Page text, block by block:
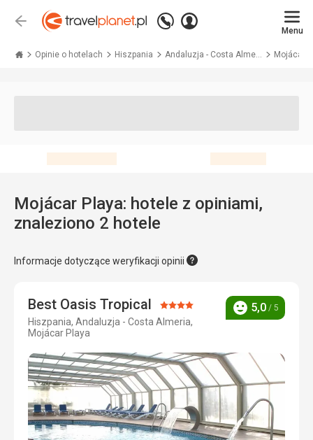
Wstecz
Zadzwoń
+48 71 771 76 55
Zaloguj
Menu
Opinie o hotelach Hiszpania Andaluzja - Costa Alme... Mojácar
Mojácar Playa: hotele z opiniami,
znaleziono 2 hotele
Informacje dotyczące weryfikacji opinii
Best Oasis Tropical Ocena:
4/5
Hiszpania, Andaluzja - Costa Almeria,
Mojácar Playa
Ocena
5,0 / 5